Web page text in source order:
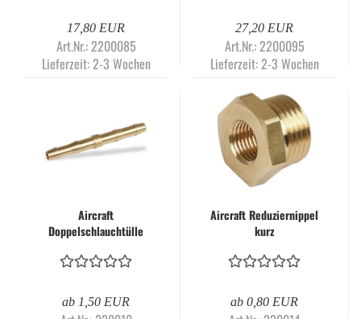
17,80 EUR
Art.Nr.: 2200085
Lieferzeit:2-3 Wochen
27,20 EUR
Art.Nr.: 2200095
Lieferzeit:2-3 Wochen
Aircraft
Doppelschlauchtülle
ab 1,50 EUR
Aircraft Reduziernippel
kurz
ab 0,80 EUR